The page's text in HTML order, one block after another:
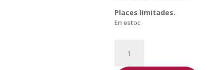
Places limitades.
En estoc
TALLER